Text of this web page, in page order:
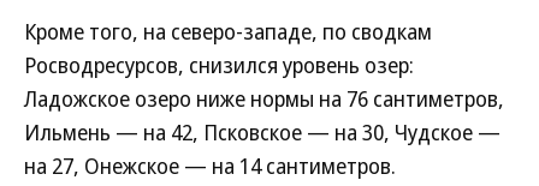
Кроме того, на северо-западе, по сводкам
Росводресурсов, снизился уровень озер:
Ладожское озеро ниже нормы на 76 сантиметров,
Ильмень — на 42, Псковское — на 30, Чудское —
на 27, Онежское — на 14 сантиметров.